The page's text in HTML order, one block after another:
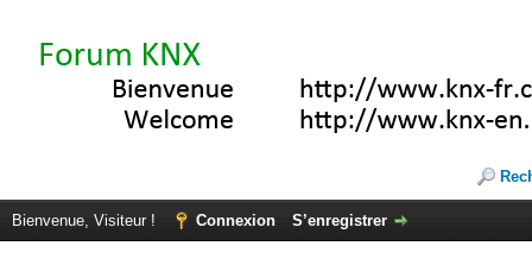
Bienvenue, Visiteur ! Connexion S’enregistrer